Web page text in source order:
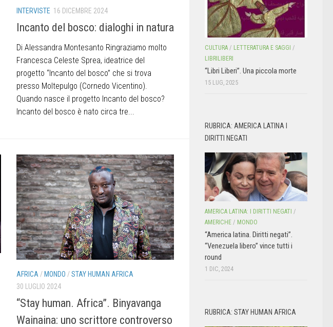
INTERVISTE 16 DICEMBRE 2024
Incanto del bosco: dialoghi in natura
Di Alessandra Montesanto Ringraziamo molto
Francesca Celeste Sprea, ideatrice del
progetto “Incanto del bosco” che si trova
presso Moltepulgo (Cornedo Vicentino).
Quando nasce il progetto Incanto del bosco?
Incanto del bosco è nato circa tre...
AFRICA / MONDO /STAY HUMAN AFRICA
30 LUGLIO 2024
“Stay human. Africa”. Binyavanga
Wainaina: uno scrittore controverso
CULTURA / LETTERATURA E SAGGI /
LIBRILIBERI
“Libri Liberi”. Una piccola morte
15 LUG, 2025
RUBRICA: AMERICA LATINA I
DIRITTI NEGATI
AMERICA LATINA: I DIRITTI NEGATI /
AMERICHE / MONDO
“America latina. Diritti negati”.
“Venezuela libero” vince tutti i
round
1 DIC, 2024
RUBRICA: STAY HUMAN AFRICA